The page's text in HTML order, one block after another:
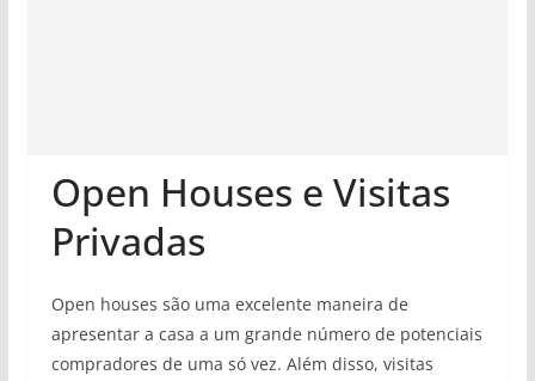
Open Houses e Visitas
Privadas
Open houses são uma excelente maneira de
apresentar a casa a um grande número de potenciais
compradores de uma só vez. Além disso, visitas